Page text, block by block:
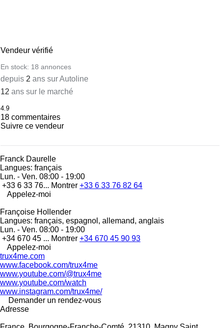
Vendeur vérifié
En stock: 18 annonces
depuis 2 ans sur Autoline
12 ans sur le marché
4.9
18 commentaires
Suivre ce vendeur
Franck Daurelle
Langues: français
Lun. - Ven. 08:00 - 19:00
+33 6 33 76... Montrer +33 6 33 76 82 64
Appelez-moi
Françoise Hollender
Langues: français, espagnol, allemand, anglais
Lun. - Ven. 08:00 - 19:00
+34 670 45 ... Montrer +34 670 45 90 93
Appelez-moi
trux4me.com
www.facebook.com/trux4me
www.youtube.com/@trux4me
www.youtube.com/watch
www.instagram.com/trux4me/
Demander un rendez-vous
Adresse